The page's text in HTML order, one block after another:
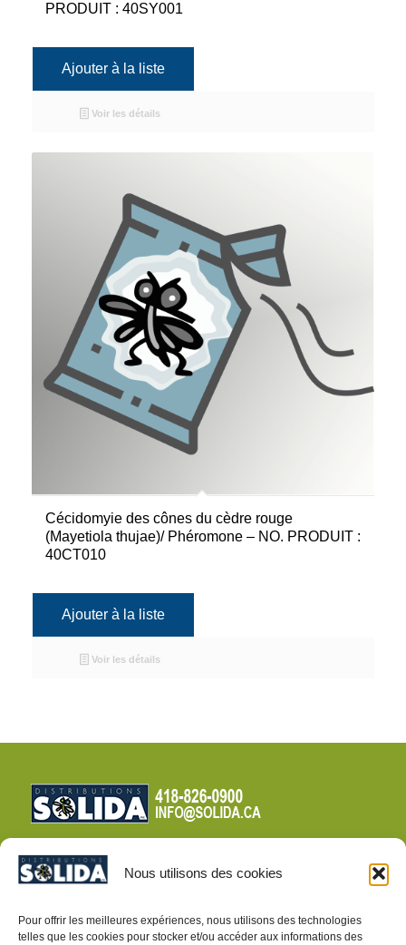
Nous utilisons des cookies
Pour offrir les meilleures expériences, nous utilisons des technologies
telles que les cookies pour stocker et/ou accéder aux informations des
PRODUIT : 40SY001
Ajouter à la liste
Voir les détails
Cécidomyie des cônes du cèdre rouge
(Mayetiola thujae)/ Phéromone – NO. PRODUIT :
40CT010
Ajouter à la liste
Voir les détails
CONDITIONS DE VENTE